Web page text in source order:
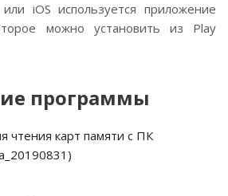
iOS используется приложение
можно установить из Play
программы
чтения карт памяти с ПК